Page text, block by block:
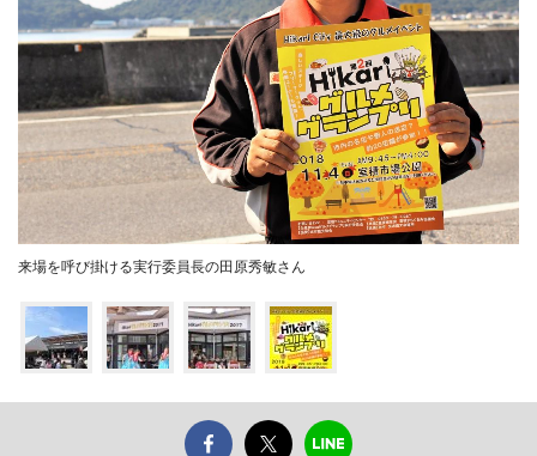
来場を呼び掛ける実行委員長の田原秀敏さん